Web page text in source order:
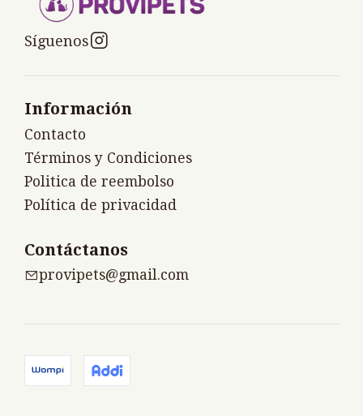
Síguenos
Información
Contacto
Términos y Condiciones
Politica de reembolso
Política de privacidad
Contáctanos
provipets@gmail.com